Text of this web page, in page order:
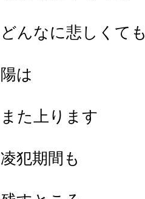
どんなに悲しくても
陽は
また上ります
凌犯期間も